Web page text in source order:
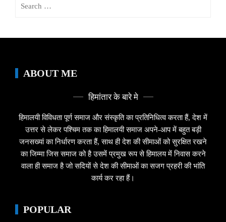
ABOUT ME
हिमांतार के बारे मे
हिमालयी विविधता पूर्ण समाज और संस्कृति का प्रतिनिधित्व करता हैं, देश में
उत्तर से लेकर पश्चिम तक का हिमालयी समाज अपने-आप में बहुत बड़ी
जनसख्यां का निर्धारण करता हैं, साथ ही देश की सीमाओं को सुरक्षित रखने
का जिम्मा जिस समाज को है उसमें प्रमुख रूप से हिमालय में निवास करने
वाला ही समाज है जो सदियों से देश की सीमाओं का सजग प्रहरी की भांति
कार्य कर रहा हैं।
POPULAR